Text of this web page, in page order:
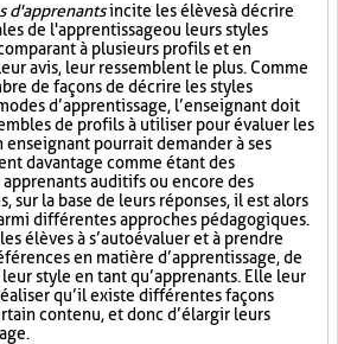
d'apprenantsincite les élèves à décrire
de l'apprentissage ou leurs styles
à plusieurs profils et en
avis, leur ressemblent le plus. Comme
de façons de décrire les styles
d’apprentissage, l’enseignant doit
de profils à utiliser pour évaluer les
enseignant pourrait demander à ses
davantage comme étant des
auditifs ou encore des
sur la base de leurs réponses, il est alors
différentes approches pédagogiques.
élèves à s’autoévaluer et à prendre
en matière d’apprentissage, de
style en tant qu’apprenants. Elle leur
qu’il existe différentes façons
contenu, et donc d’élargir leurs